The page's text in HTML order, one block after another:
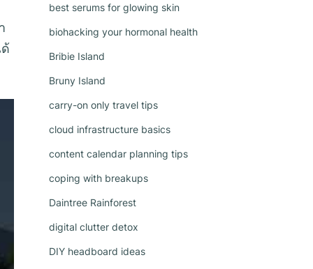
best serums for glowing skin
biohacking your hormonal health
Bribie Island
Bruny Island
carry-on only travel tips
cloud infrastructure basics
content calendar planning tips
coping with breakups
Daintree Rainforest
digital clutter detox
DIY headboard ideas